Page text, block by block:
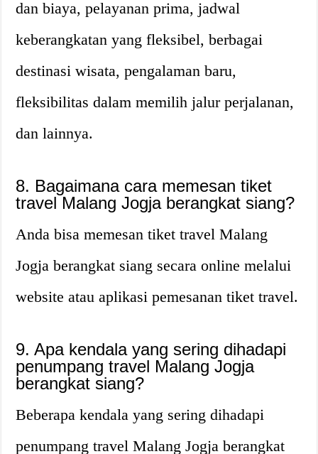
dan biaya, pelayanan prima, jadwal
keberangkatan yang fleksibel, berbagai
destinasi wisata, pengalaman baru,
fleksibilitas dalam memilih jalur perjalanan,
dan lainnya.
8. Bagaimana cara memesan tiket
travel Malang Jogja berangkat siang?
Anda bisa memesan tiket travel Malang
Jogja berangkat siang secara online melalui
website atau aplikasi pemesanan tiket travel.
9. Apa kendala yang sering dihadapi
penumpang travel Malang Jogja
berangkat siang?
Beberapa kendala yang sering dihadapi
penumpang travel Malang Jogja berangkat